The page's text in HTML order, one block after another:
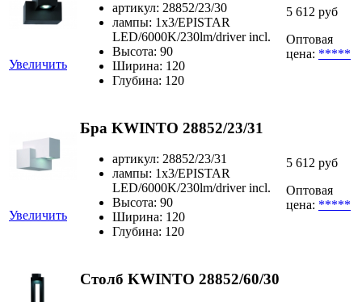
Увеличить
артикул: 28852/23/30
лампы: 1x3/EPISTAR
LED/6000K/230lm/driver incl.
Высота: 90
Ширина: 120
Глубина: 120
5 612 руб
Оптовая
цена: *****
Увеличить
Бра KWINTO 28852/23/31
артикул: 28852/23/31
лампы: 1x3/EPISTAR
LED/6000K/230lm/driver incl.
Высота: 90
Ширина: 120
Глубина: 120
5 612 руб
Оптовая
цена: *****
Столб KWINTO 28852/60/30